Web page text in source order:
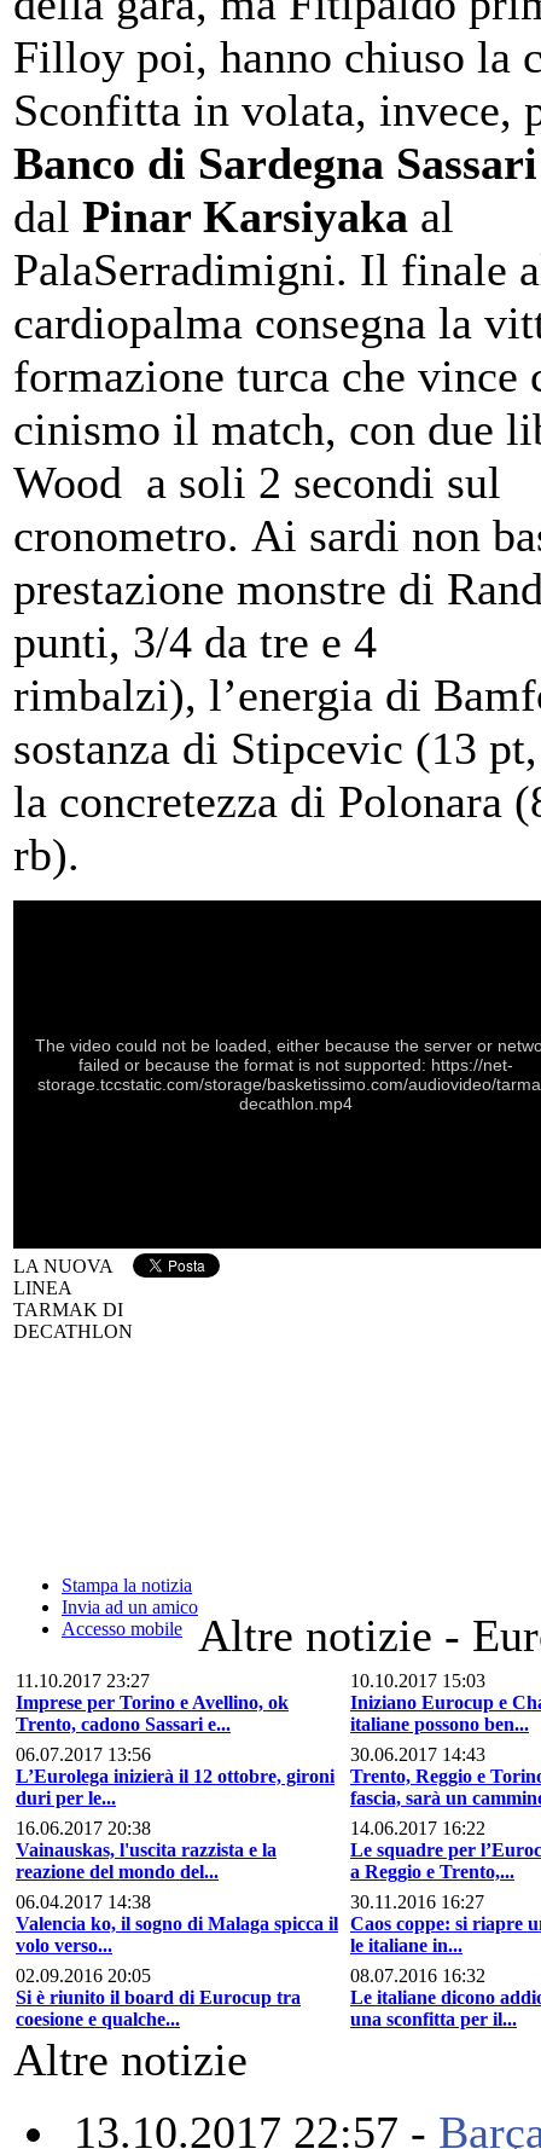
Filloy poi, hanno chiuso la
Sconfitta in volata, invece,
Banco di Sardegna Sassari
dal Pinar Karsiyaka al
PalaSerradimigni. Il finale
cardiopalma consegna la
formazione turca che vince
cinismo il match, con due
Wood a soli 2 secondi sul
cronometro. Ai sardi non
prestazione monstre di
punti, 3/4 da tre e 4
rimbalzi), l’energia di
sostanza di Stipcevic (13
la concretezza di Polonara
rb).
The video could not be loaded, either because the server or
failed or because the format is not supported: https://net-
storage.tccstatic.com/storage/basketissimo.com/audiovideo/
decathlon.mp4
LA NUOVA
LINEA
TARMAK DI
DECATHLON
Stampa la notizia
Invia ad un amico
Accesso mobile
Altre notizie -
11.10.2017 23:27
Imprese per Torino e Avellino, ok
Trento, cadono Sassari e...
10.10.2017 15:03
Iniziano Eurocup e
italiane possono ben...
06.07.2017 13:56
L’Eurolega inizierà il 12 ottobre, gironi
duri per le...
30.06.2017 14:43
Trento, Reggio e
fascia, sarà un
16.06.2017 20:38
Vainauskas, l'uscita razzista e la
reazione del mondo del...
14.06.2017 16:22
Le squadre per
a Reggio e Trento,...
06.04.2017 14:38
Valencia ko, il sogno di Malaga spicca il
volo verso...
30.11.2016 16:27
Caos coppe: si riapre
le italiane in...
02.09.2016 20:05
Si è riunito il board di Eurocup tra
coesione e qualche...
08.07.2016 16:32
Le italiane dicono
una sconfitta per il...
Altre notizie
13.10.2017 22:57 -